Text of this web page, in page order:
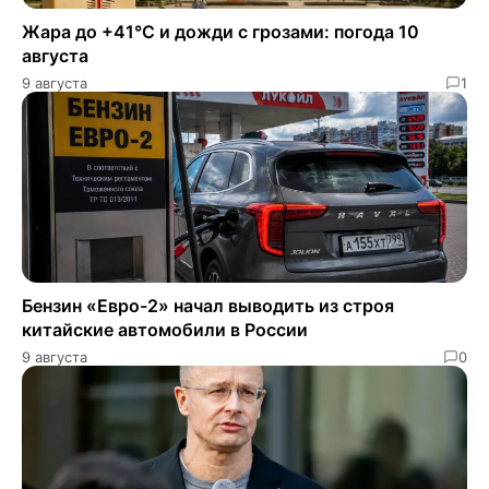
Жара до +41°C и дожди с грозами: погода 10
августа
9 августа 1
Бензин «Евро-2» начал выводить из строя
китайские автомобили в России
9 августа 0